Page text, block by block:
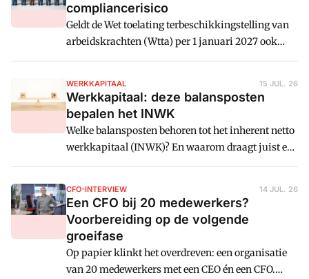
compliancerisico
Geldt de Wet toelating terbeschikkingstelling van
arbeidskrachten (Wtta) per 1 januari 2027 ook
voor bureaus die interim-financeprofessionals
verrassend uiteenlopende antwoorden. Hoe zit het
nu écht?
WERKKAPITAAL 15 JUL. 26
Werkkapitaal: deze balansposten
bepalen het INWK
Welke balansposten behoren tot het inherent netto
werkkapitaal (INWK)? En waarom draagt juist een
negatief INWK bij aan de financiële weerbaarheid
CFO-INTERVIEW 14 JUL. 26
Een CFO bij 20 medewerkers?
Voorbereiding op de volgende
groeifase
Op papier klinkt het overdreven: een organisatie
van 20 medewerkers met een CEO én een CFO.